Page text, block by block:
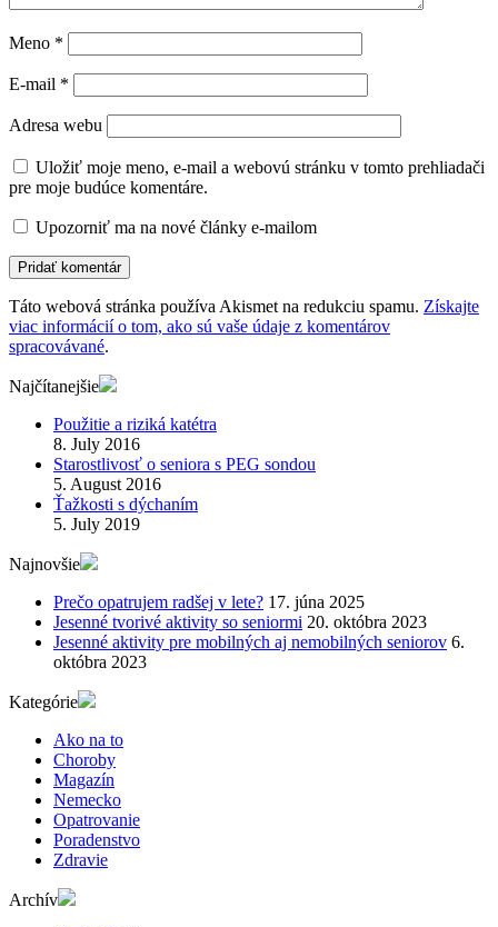
Meno *
E-mail *
Adresa webu
Uložiť moje meno, e-mail a webovú stránku v tomto prehliadači
pre moje budúce komentáre.
Upozorniť ma na nové články e-mailom
Táto webová stránka používa Akismet na redukciu spamu. Získajte
viac informácií o tom, ako sú vaše údaje z komentárov
spracovávané.
Najčítanejšie
Použitie a riziká katétra
8. July 2016
Starostlivosť o seniora s PEG sondou
5. August 2016
Ťažkosti s dýchaním
5. July 2019
Najnovšie
Prečo opatrujem radšej v lete? 17. júna 2025
Jesenné tvorivé aktivity so seniormi 20. októbra 2023
Jesenné aktivity pre mobilných aj nemobilných seniorov 6.
októbra 2023
Kategórie
Ako na to
Choroby
Magazín
Nemecko
Opatrovanie
Poradenstvo
Zdravie
Archív